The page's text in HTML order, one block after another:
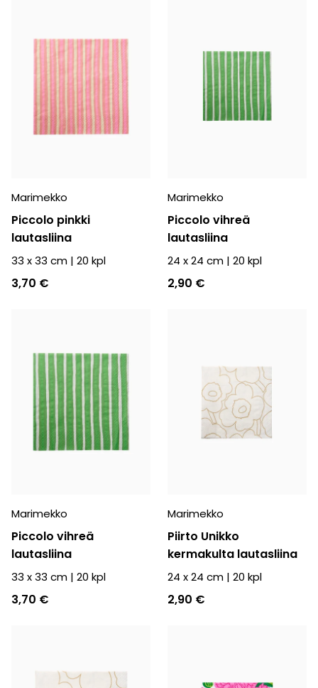
Marimekko
Piccolo pinkki
lautasliina
33 x 33 cm | 20 kpl
3,70 €
Marimekko
Piccolo vihreä
lautasliina
24 x 24 cm | 20 kpl
2,90 €
Marimekko
Piccolo vihreä
lautasliina
33 x 33 cm | 20 kpl
3,70 €
Marimekko
Piirto Unikko
kermakulta lautasliina
24 x 24 cm | 20 kpl
2,90 €